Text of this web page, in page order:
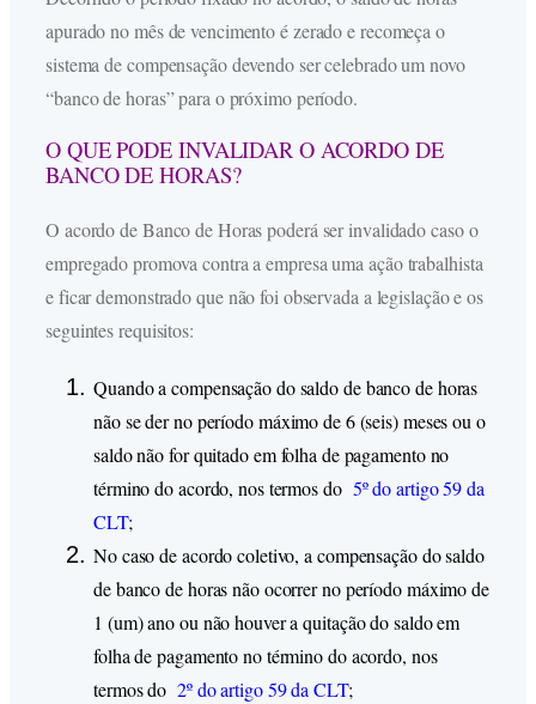
apurado no mês de vencimento é zerado e recomeça o
sistema de compensação devendo ser celebrado um novo
“banco de horas” para o próximo período.
O QUE PODE INVALIDAR O ACORDO DE
BANCO DE HORAS?
O acordo de Banco de Horas poderá ser invalidado caso o
empregado promova contra a empresa uma ação trabalhista
e ficar demonstrado que não foi observada a legislação e os
seguintes requisitos:
Quando a compensação do saldo de banco de horas
não se der no período máximo de 6 (seis) meses ou o
saldo não for quitado em folha de pagamento no
término do acordo, nos termos do 5º do artigo 59 da
CLT;
No caso de acordo coletivo, a compensação do saldo
de banco de horas não ocorrer no período máximo de
1 (um) ano ou não houver a quitação do saldo em
folha de pagamento no término do acordo, nos
termos do 2º do artigo 59 da CLT;